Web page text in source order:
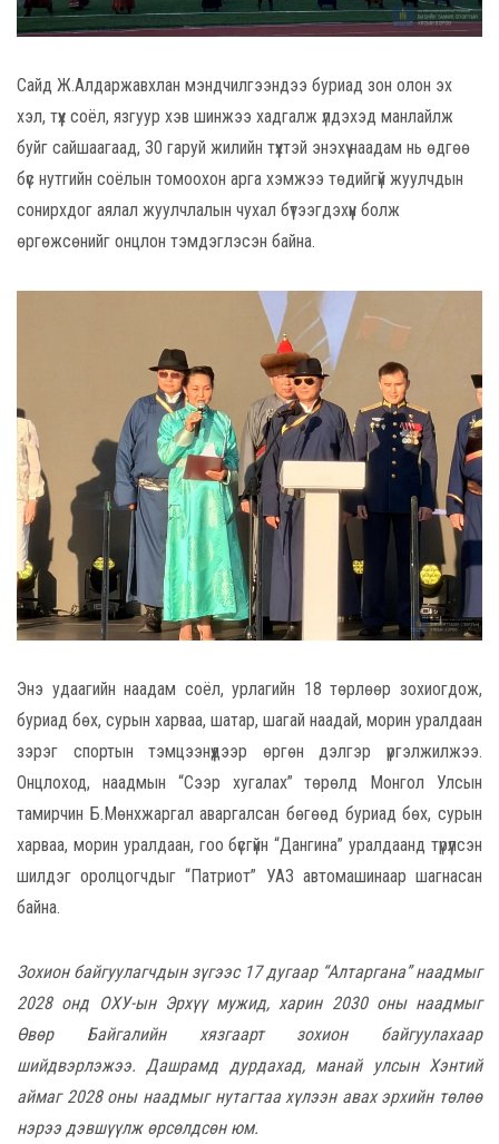
Сайд Ж.Алдаржавхлан мэндчилгээндээ буриад зон олон эх
хэл, түүх соёл, язгуур хэв шинжээ хадгалж үлдэхэд манлайлж
буйг сайшаагаад, 30 гаруй жилийн түүхтэй энэхүү наадам нь өдгөө
бүс нутгийн соёлын томоохон арга хэмжээ төдийгүй жуулчдын
сонирхдог аялал жуулчлалын чухал бүтээгдэхүүн болж
өргөжсөнийг онцлон тэмдэглэсэн байна.
Энэ удаагийн наадам соёл, урлагийн 18 төрлөөр зохиогдож,
буриад бөх, сурын харваа, шатар, шагай наадай, морин уралдаан
зэрэг спортын тэмцээнүүдээр өргөн дэлгэр үргэлжилжээ.
Онцлоход, наадмын “Сээр хугалах” төрөлд Монгол Улсын
тамирчин Б.Мөнхжаргал аваргалсан бөгөөд буриад бөх, сурын
харваа, морин уралдаан, гоо бүсгүйн “Дангина” уралдаанд түрүүлсэн
шилдэг оролцогчдыг “Патриот” УАЗ автомашинаар шагнасан
байна.
Зохион байгуулагчдын зүгээс 17 дугаар “Алтаргана” наадмыг
2028 онд ОХУ-ын Эрхүү мужид, харин 2030 оны наадмыг
Өвөр Байгалийн хязгаарт зохион байгуулахаар
шийдвэрлэжээ. Дашрамд дурдахад, манай улсын Хэнтий
аймаг 2028 оны наадмыг нутагтаа хүлээн авах эрхийн төлөө
нэрээ дэвшүүлж өрсөлдсөн юм.